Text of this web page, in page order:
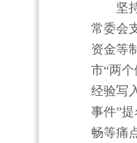
坚
常委会
资金等
市“两
经验写
事件”
畅等痛